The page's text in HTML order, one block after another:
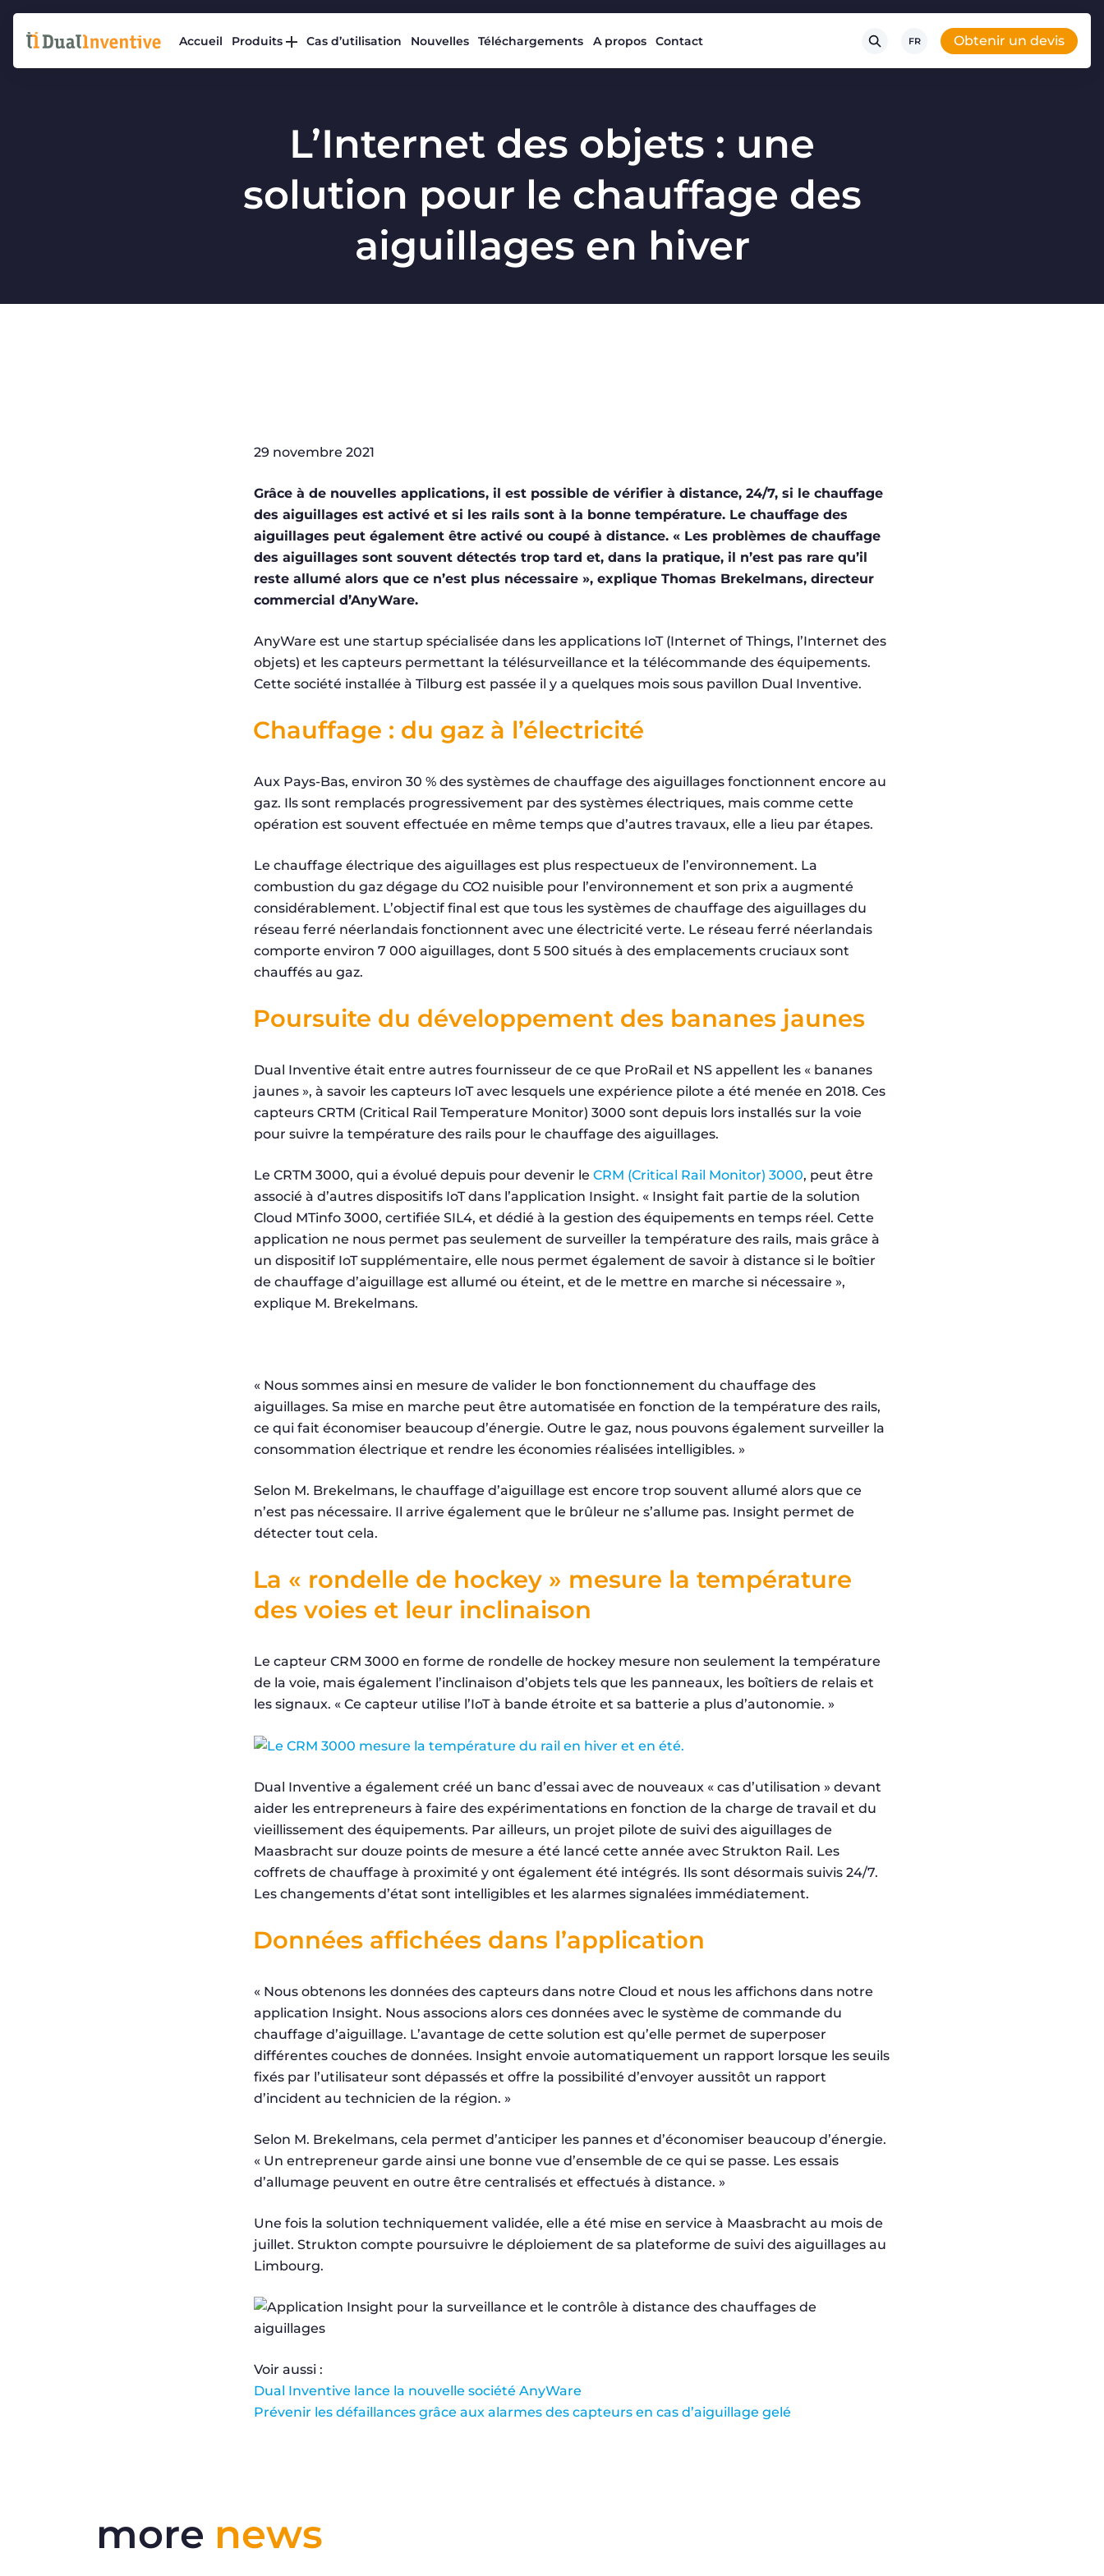
Accueil Produits Cas d’utilisation Nouvelles Téléchargements A propos Contact FR Obtenir un devis
L’Internet des objets : une
solution pour le chauffage des
aiguillages en hiver
29 novembre 2021
Grâce à de nouvelles applications, il est possible de vérifier à distance, 24/7, si le chauffage
des aiguillages est activé et si les rails sont à la bonne température. Le chauffage des
aiguillages peut également être activé ou coupé à distance. « Les problèmes de chauffage
des aiguillages sont souvent détectés trop tard et, dans la pratique, il n’est pas rare qu’il
reste allumé alors que ce n’est plus nécessaire », explique Thomas Brekelmans, directeur
commercial d’AnyWare.
AnyWare est une startup spécialisée dans les applications IoT (Internet of Things, l’Internet des
objets) et les capteurs permettant la télésurveillance et la télécommande des équipements.
Cette société installée à Tilburg est passée il y a quelques mois sous pavillon Dual Inventive.
Chauffage : du gaz à l’électricité
Aux Pays-Bas, environ 30 % des systèmes de chauffage des aiguillages fonctionnent encore au
gaz. Ils sont remplacés progressivement par des systèmes électriques, mais comme cette
opération est souvent effectuée en même temps que d’autres travaux, elle a lieu par étapes.
Le chauffage électrique des aiguillages est plus respectueux de l’environnement. La
combustion du gaz dégage du CO2 nuisible pour l’environnement et son prix a augmenté
considérablement. L’objectif final est que tous les systèmes de chauffage des aiguillages du
réseau ferré néerlandais fonctionnent avec une électricité verte. Le réseau ferré néerlandais
comporte environ 7 000 aiguillages, dont 5 500 situés à des emplacements cruciaux sont
chauffés au gaz.
Poursuite du développement des bananes jaunes
Dual Inventive était entre autres fournisseur de ce que ProRail et NS appellent les « bananes
jaunes », à savoir les capteurs IoT avec lesquels une expérience pilote a été menée en 2018. Ces
capteurs CRTM (Critical Rail Temperature Monitor) 3000 sont depuis lors installés sur la voie
pour suivre la température des rails pour le chauffage des aiguillages.
Le CRTM 3000, qui a évolué depuis pour devenir le CRM (Critical Rail Monitor) 3000, peut être
associé à d’autres dispositifs IoT dans l’application Insight. « Insight fait partie de la solution
Cloud MTinfo 3000, certifiée SIL4, et dédié à la gestion des équipements en temps réel. Cette
application ne nous permet pas seulement de surveiller la température des rails, mais grâce à
un dispositif IoT supplémentaire, elle nous permet également de savoir à distance si le boîtier
de chauffage d’aiguillage est allumé ou éteint, et de le mettre en marche si nécessaire »,
explique M. Brekelmans.
« Nous sommes ainsi en mesure de valider le bon fonctionnement du chauffage des
aiguillages. Sa mise en marche peut être automatisée en fonction de la température des rails,
ce qui fait économiser beaucoup d’énergie. Outre le gaz, nous pouvons également surveiller la
consommation électrique et rendre les économies réalisées intelligibles. »
Selon M. Brekelmans, le chauffage d’aiguillage est encore trop souvent allumé alors que ce
n’est pas nécessaire. Il arrive également que le brûleur ne s’allume pas. Insight permet de
détecter tout cela.
La « rondelle de hockey » mesure la température
des voies et leur inclinaison
Le capteur CRM 3000 en forme de rondelle de hockey mesure non seulement la température
de la voie, mais également l’inclinaison d’objets tels que les panneaux, les boîtiers de relais et
les signaux. « Ce capteur utilise l’IoT à bande étroite et sa batterie a plus d’autonomie. »
Dual Inventive a également créé un banc d’essai avec de nouveaux « cas d’utilisation » devant
aider les entrepreneurs à faire des expérimentations en fonction de la charge de travail et du
vieillissement des équipements. Par ailleurs, un projet pilote de suivi des aiguillages de
Maasbracht sur douze points de mesure a été lancé cette année avec Strukton Rail. Les
coffrets de chauffage à proximité y ont également été intégrés. Ils sont désormais suivis 24/7.
Les changements d’état sont intelligibles et les alarmes signalées immédiatement.
Données affichées dans l’application
« Nous obtenons les données des capteurs dans notre Cloud et nous les affichons dans notre
application Insight. Nous associons alors ces données avec le système de commande du
chauffage d’aiguillage. L’avantage de cette solution est qu’elle permet de superposer
différentes couches de données. Insight envoie automatiquement un rapport lorsque les seuils
fixés par l’utilisateur sont dépassés et offre la possibilité d’envoyer aussitôt un rapport
d’incident au technicien de la région. »
Selon M. Brekelmans, cela permet d’anticiper les pannes et d’économiser beaucoup d’énergie.
« Un entrepreneur garde ainsi une bonne vue d’ensemble de ce qui se passe. Les essais
d’allumage peuvent en outre être centralisés et effectués à distance. »
Une fois la solution techniquement validée, elle a été mise en service à Maasbracht au mois de
juillet. Strukton compte poursuivre le déploiement de sa plateforme de suivi des aiguillages au
Limbourg.
Voir aussi :
Dual Inventive lance la nouvelle société AnyWare
Prévenir les défaillances grâce aux alarmes des capteurs en cas d’aiguillage gelé
more news